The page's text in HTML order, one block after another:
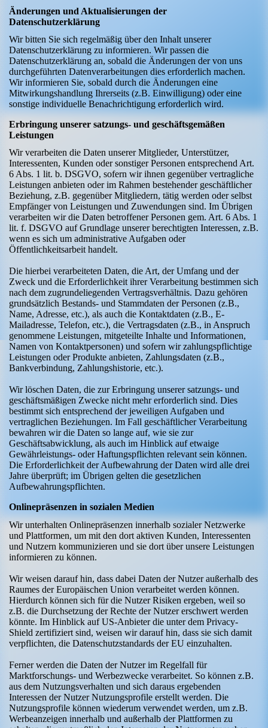
Änderungen und Aktualisierungen der
Datenschutzerklärung
Wir bitten Sie sich regelmäßig über den Inhalt unserer
Datenschutzerklärung zu informieren. Wir passen die
Datenschutzerklärung an, sobald die Änderungen der von uns
durchgeführten Datenverarbeitungen dies erforderlich machen.
Wir informieren Sie, sobald durch die Änderungen eine
Mitwirkungshandlung Ihrerseits (z.B. Einwilligung) oder eine
sonstige individuelle Benachrichtigung erforderlich wird.
Erbringung unserer satzungs- und geschäftsgemäßen
Leistungen
Wir verarbeiten die Daten unserer Mitglieder, Unterstützer,
Interessenten, Kunden oder sonstiger Personen entsprechend Art.
6 Abs. 1 lit. b. DSGVO, sofern wir ihnen gegenüber vertragliche
Leistungen anbieten oder im Rahmen bestehender geschäftlicher
Beziehung, z.B. gegenüber Mitgliedern, tätig werden oder selbst
Empfänger von Leistungen und Zuwendungen sind. Im Übrigen
verarbeiten wir die Daten betroffener Personen gem. Art. 6 Abs. 1
lit. f. DSGVO auf Grundlage unserer berechtigten Interessen, z.B.
wenn es sich um administrative Aufgaben oder
Öffentlichkeitsarbeit handelt.
Die hierbei verarbeiteten Daten, die Art, der Umfang und der
Zweck und die Erforderlichkeit ihrer Verarbeitung bestimmen sich
nach dem zugrundeliegenden Vertragsverhältnis. Dazu gehören
grundsätzlich Bestands- und Stammdaten der Personen (z.B.,
Name, Adresse, etc.), als auch die Kontaktdaten (z.B., E-
Mailadresse, Telefon, etc.), die Vertragsdaten (z.B., in Anspruch
genommene Leistungen, mitgeteilte Inhalte und Informationen,
Namen von Kontaktpersonen) und sofern wir zahlungspflichtige
Leistungen oder Produkte anbieten, Zahlungsdaten (z.B.,
Bankverbindung, Zahlungshistorie, etc.).
Wir löschen Daten, die zur Erbringung unserer satzungs- und
geschäftsmäßigen Zwecke nicht mehr erforderlich sind. Dies
bestimmt sich entsprechend der jeweiligen Aufgaben und
vertraglichen Beziehungen. Im Fall geschäftlicher Verarbeitung
bewahren wir die Daten so lange auf, wie sie zur
Geschäftsabwicklung, als auch im Hinblick auf etwaige
Gewährleistungs- oder Haftungspflichten relevant sein können.
Die Erforderlichkeit der Aufbewahrung der Daten wird alle drei
Jahre überprüft; im Übrigen gelten die gesetzlichen
Aufbewahrungspflichten.
Onlinepräsenzen in sozialen Medien
Wir unterhalten Onlinepräsenzen innerhalb sozialer Netzwerke
und Plattformen, um mit den dort aktiven Kunden, Interessenten
und Nutzern kommunizieren und sie dort über unsere Leistungen
informieren zu können.
Wir weisen darauf hin, dass dabei Daten der Nutzer außerhalb des
Raumes der Europäischen Union verarbeitet werden können.
Hierdurch können sich für die Nutzer Risiken ergeben, weil so
z.B. die Durchsetzung der Rechte der Nutzer erschwert werden
könnte. Im Hinblick auf US-Anbieter die unter dem Privacy-
Shield zertifiziert sind, weisen wir darauf hin, dass sie sich damit
verpflichten, die Datenschutzstandards der EU einzuhalten.
Ferner werden die Daten der Nutzer im Regelfall für
Marktforschungs- und Werbezwecke verarbeitet. So können z.B.
aus dem Nutzungsverhalten und sich daraus ergebenden
Interessen der Nutzer Nutzungsprofile erstellt werden. Die
Nutzungsprofile können wiederum verwendet werden, um z.B.
Werbeanzeigen innerhalb und außerhalb der Plattformen zu